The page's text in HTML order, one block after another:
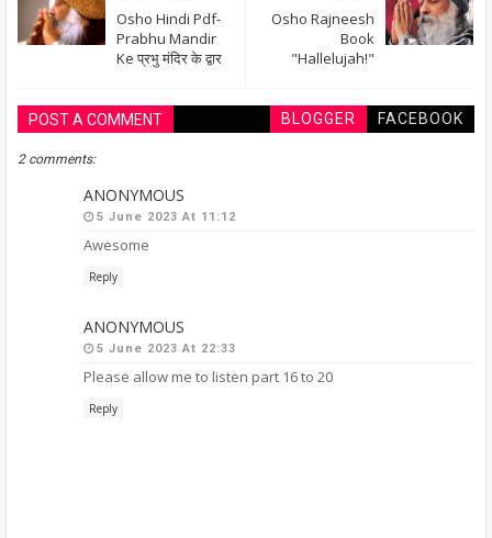
Osho Rajneesh
Book
"Hallelujah!"
Osho Hindi Pdf-
Prabhu Mandir
Ke प्रभु मंदिर के द्वार
POST A COMMENT BLOGGER FACEBOOK
2 comments:
ANONYMOUS
5 June 2023 At 11:12
Awesome
Reply
ANONYMOUS
5 June 2023 At 22:33
Please allow me to listen part 16 to 20
Reply